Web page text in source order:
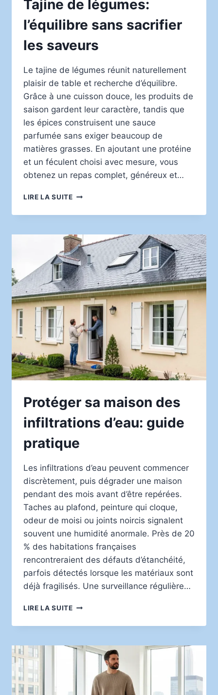
Tajine de légumes:
l’équilibre sans sacrifier
les saveurs
Le tajine de légumes réunit naturellement
plaisir de table et recherche d’équilibre.
Grâce à une cuisson douce, les produits de
saison gardent leur caractère, tandis que
les épices construisent une sauce
parfumée sans exiger beaucoup de
matières grasses. En ajoutant une protéine
et un féculent choisi avec mesure, vous
obtenez un repas complet, généreux et…
LIRE LA SUITETAJINE
LÉGUMES:
SANS
SACRIFIER
LES
SAVEURS
Protéger sa maison des
infiltrations d’eau: guide
pratique
Les infiltrations d’eau peuvent commencer
discrètement, puis dégrader une maison
pendant des mois avant d’être repérées.
Taches au plafond, peinture qui cloque,
odeur de moisi ou joints noircis signalent
souvent une humidité anormale. Près de 20
% des habitations françaises
rencontreraient des défauts d’étanchéité,
parfois détectés lorsque les matériaux sont
déjà fragilisés. Une surveillance régulière…
LIRE LA SUITEPROTÉGER
MAISON
INFILTRATIONS
D’EAU:
PRATIQUE